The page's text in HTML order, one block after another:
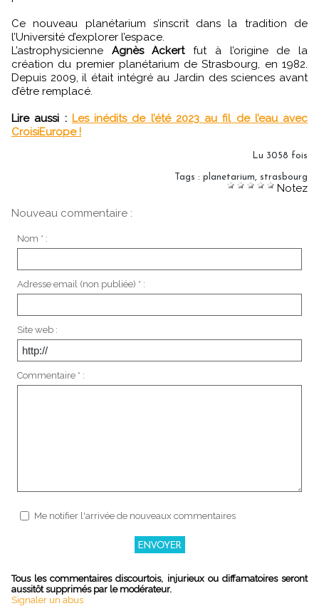
Ce nouveau planétarium s’inscrit dans la tradition de
l’Université d’explorer l’espace.
L’astrophysicienne Agnès Ackertfut à l’origine de la
création du premier planétarium de Strasbourg, en 1982.
Depuis 2009, il était intégré au Jardin des sciences avant
d’être remplacé.
Lire aussi : Les inédits de l’été 2023 au fil de l’eau avec
CroisiEurope !
Lu 3058 fois
Tags : planetarium, strasbourg
Notez
Nouveau commentaire :
Nom * :
Adresse email (non publiée) * :
Site web :
Commentaire * :
Me notifier l'arrivée de nouveaux commentaires
Tous les commentaires discourtois, injurieux ou diffamatoires seront
aussitôt supprimés par le modérateur.
Signaler un abus